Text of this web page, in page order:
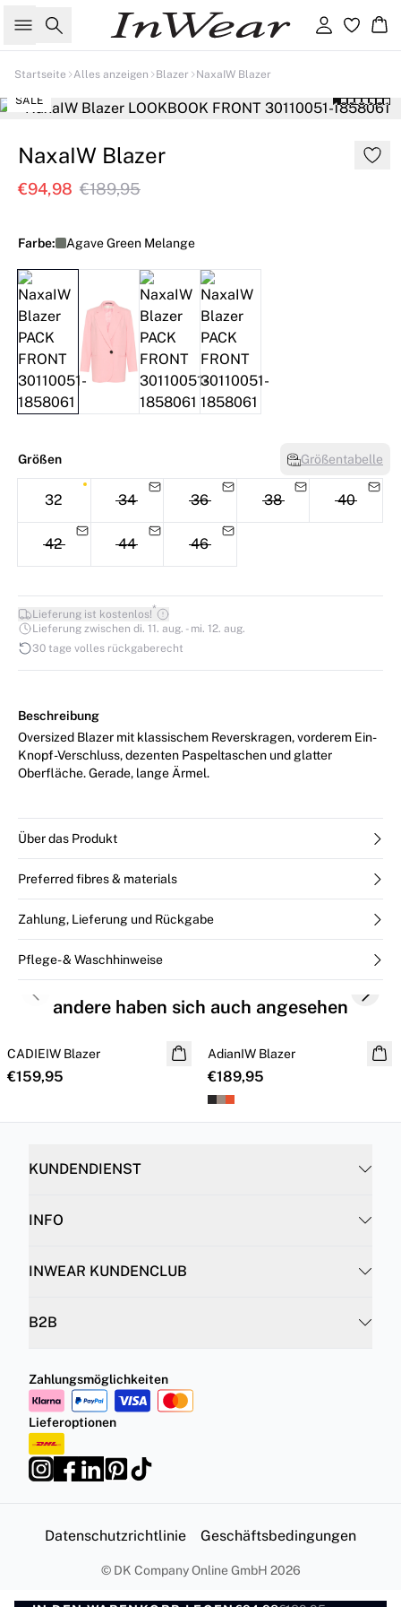
Suche Einloggen
Startseite Alles anzeigen Blazer NaxaIW Blazer
SALE
NaxaIW Blazer
€94,98 €189,95
Farbe: Agave Green Melange
Größen Größentabelle
32 34 36 38 40
42 44 46
Lieferung ist kostenlos!*
Lieferung zwischen di. 11. aug. - mi. 12. aug.
30 tage volles rückgaberecht
Beschreibung
Oversized Blazer mit klassischem Reverskragen, vorderem Ein-
Knopf-Verschluss, dezenten Paspeltaschen und glatter
Oberfläche. Gerade, lange Ärmel.
Über das Produkt
Preferred fibres & materials
Zahlung, Lieferung und Rückgabe
Pflege- & Waschhinweise
andere haben sich auch angesehen
NEUHEITEN
CADIEIW Blazer
€159,95
AdianIW Blazer
€189,95
Previous slide Next
KUNDENDIENST
INFO
INWEAR KUNDENCLUB
B2B
Zahlungsmöglichkeiten
Lieferoptionen
Datenschutzrichtlinie Geschäftsbedingungen
© DK Company Online GmbH 2026